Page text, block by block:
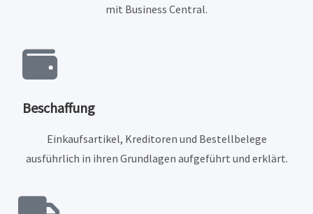
mit Business Central.
Beschaffung
Einkaufsartikel, Kreditoren und Bestellbelege
ausführlich in ihren Grundlagen aufgeführt und erklärt.